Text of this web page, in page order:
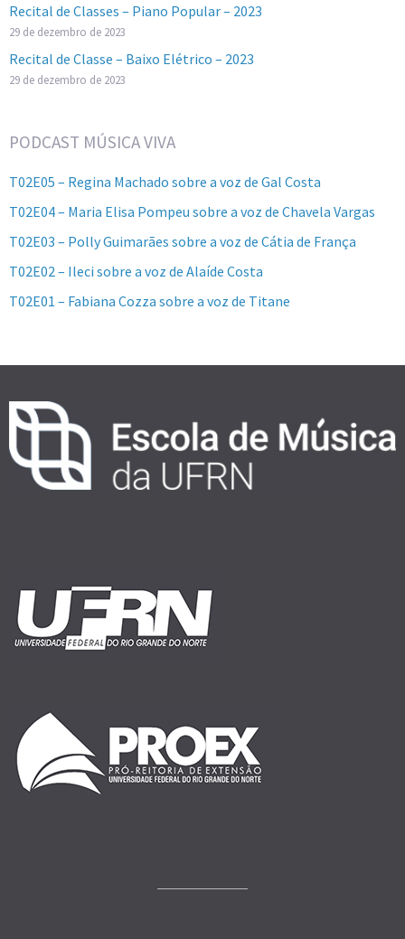
Recital de Classes – Piano Popular – 2023
29 de dezembro de 2023
Recital de Classe – Baixo Elétrico – 2023
29 de dezembro de 2023
PODCAST MÚSICA VIVA
T02E05 – Regina Machado sobre a voz de Gal Costa
T02E04 – Maria Elisa Pompeu sobre a voz de Chavela Vargas
T02E03 – Polly Guimarães sobre a voz de Cátia de França
T02E02 – Ileci sobre a voz de Alaíde Costa
T02E01 – Fabiana Cozza sobre a voz de Titane